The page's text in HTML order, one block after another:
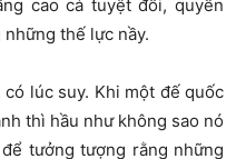
cao cả tuyệt đối, quyền
thế lực nầy.
lúc suy. Khi một đế quốc
thì hầu như không sao nó
tưởng tượng rằng những